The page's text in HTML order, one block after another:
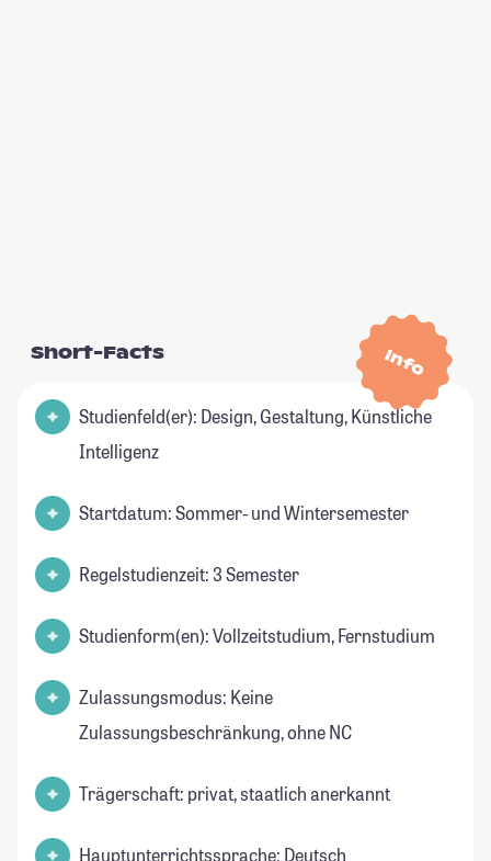
Info
Short-Facts
Studienfeld(er): Design, Gestaltung, Künstliche
Intelligenz
Startdatum: Sommer- und Wintersemester
Regelstudienzeit: 3 Semester
Studienform(en): Vollzeitstudium, Fernstudium
Zulassungsmodus: Keine
Zulassungsbeschränkung, ohne NC
Trägerschaft: privat, staatlich anerkannt
Hauptunterrichtssprache: Deutsch